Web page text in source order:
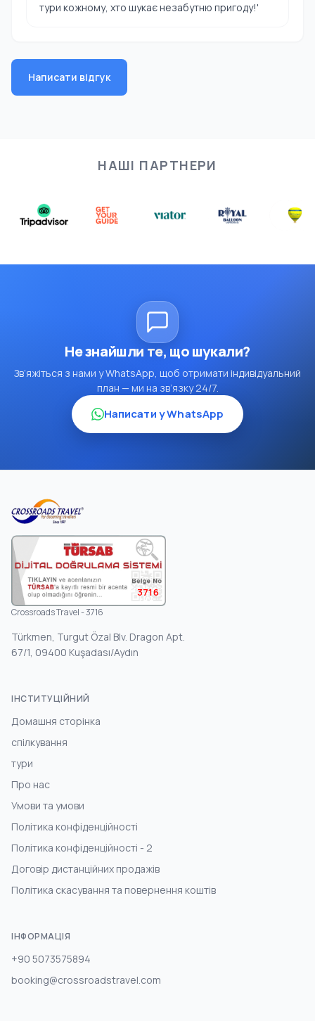
тури кожному, хто шукає незабутню пригоду!'
Написати відгук
НАШІ ПАРТНЕРИ
Не знайшли те, що шукали?
Зв’яжіться з нами у WhatsApp, щоб отримати індивідуальний
план — ми на зв’язку 24/7.
Написати у WhatsApp
3716
Crossroads Travel - 3716
Türkmen, Turgut Özal Blv. Dragon Apt.
67/1, 09400 Kuşadası/Aydın
ІНСТИТУЦІЙНИЙ
Домашня сторінка
спілкування
тури
Про нас
Умови та умови
Політика конфіденційності
Політика конфіденційності - 2
Договір дистанційних продажів
Політика скасування та повернення коштів
ІНФОРМАЦІЯ
+90 5073575894
booking@crossroadstravel.com